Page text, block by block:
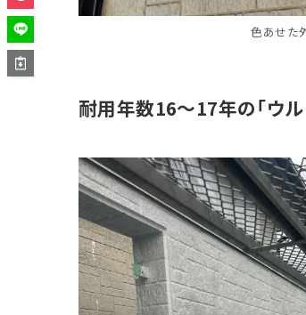
色あせた
耐用年数16〜17年の「ウル